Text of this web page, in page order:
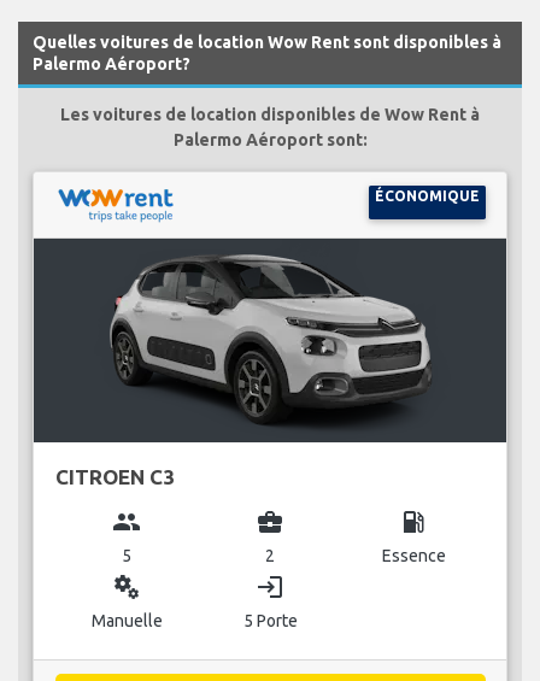
Quelles voitures de location Wow Rent sont disponibles à
Palermo Aéroport?
Les voitures de location disponibles de Wow Rent à
Palermo Aéroport sont:
ÉCONOMIQUE
CITROEN C3
group
5
business_center
2
local_gas_station
Essence
miscellaneous_services
Manuelle
login
5 Porte